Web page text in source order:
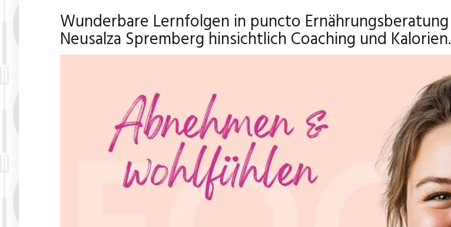
Wunderbare Lernfolgen in puncto Ernährungsberatung
Neusalza Spremberg hinsichtlich Coaching und Kalorien.